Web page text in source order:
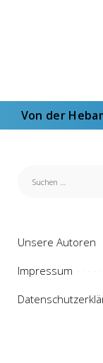
Von der
Unsere Autoren
Impressum